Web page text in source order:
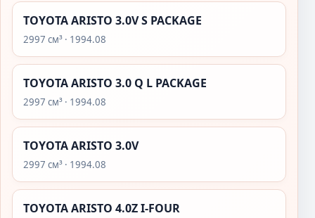
TOYOTA ARISTO 3.0V S PACKAGE
2997 см³ · 1994.08
TOYOTA ARISTO 3.0 Q L PACKAGE
2997 см³ · 1994.08
TOYOTA ARISTO 3.0V
2997 см³ · 1994.08
TOYOTA ARISTO 4.0Z I-FOUR